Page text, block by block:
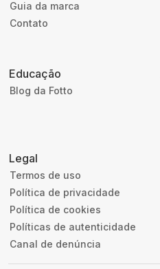
Guia da marca
Contato
Educação
Blog da Fotto
Legal
Termos de uso
Política de privacidade
Política de cookies
Políticas de autenticidade
Canal de denúncia